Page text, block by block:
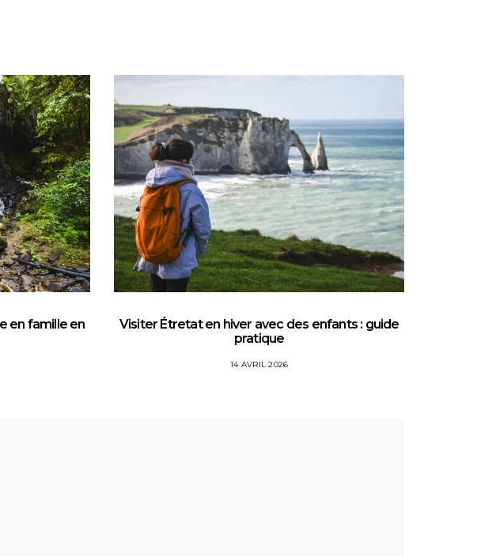
en famille en
Visiter Étretat en hiver avec des enfants : guide
pratique
14 AVRIL 2026